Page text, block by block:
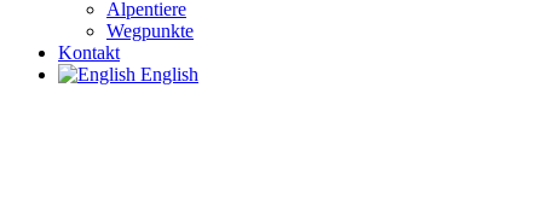
Alpentiere
Wegpunkte
Kontakt
English